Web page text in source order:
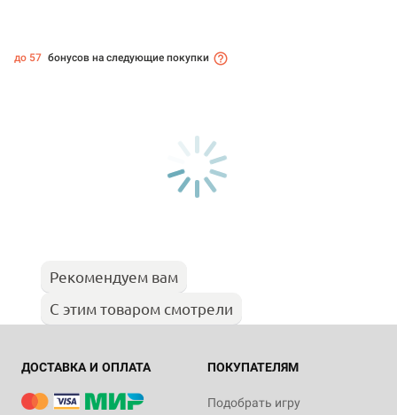
до 57 бонусов на следующие покупки
Рекомендуем вам
С этим товаром смотрели
ДОСТАВКА И ОПЛАТА ПОКУПАТЕЛЯМ
Подобрать игру